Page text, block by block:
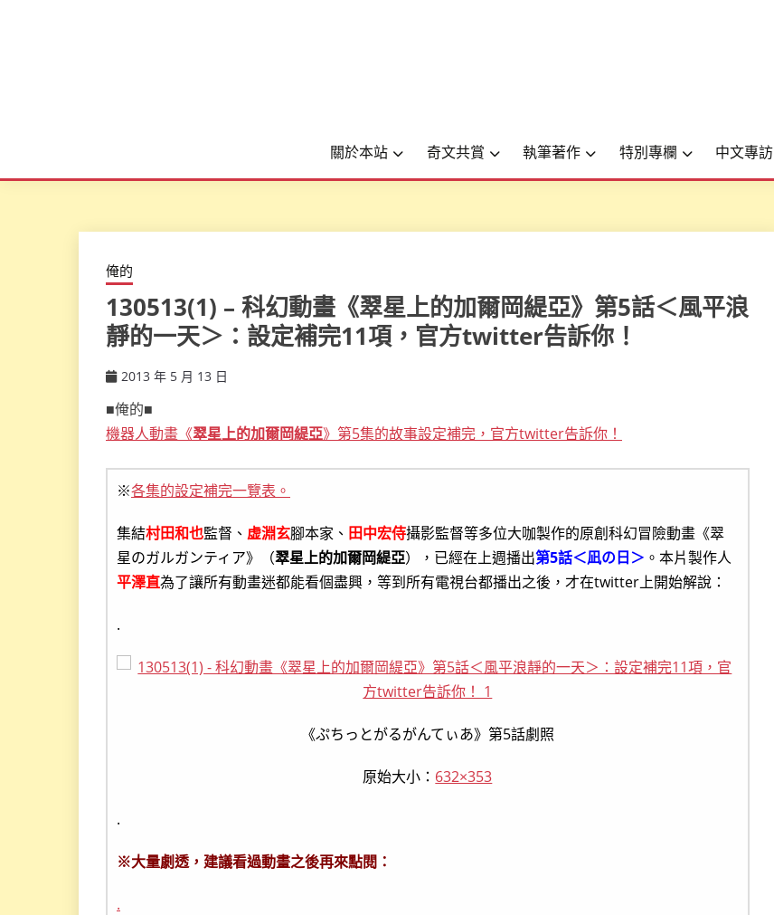
關於本站 奇文共賞 執筆著作 特別專欄 中文專訪
俺的
130513(1) – 科幻動畫《翠星上的加爾岡緹亞》第5話＜風平浪
靜的一天＞：設定補完11項，官方twitter告訴你！
2013 年 5 月 13 日
■俺的■
機器人動畫《翠星上的加爾岡緹亞》第5集的故事設定補完，官方twitter告訴你！
※各集的設定補完一覽表。
集結村田和也監督、 虚淵玄腳本家、 田中宏侍攝影監督等多位大咖製作的原創科幻冒險動畫《翠
星のガルガンティア》（翠星上的加爾岡緹亞），已經在上週播出第5話＜凪の日＞ 。本片製作人
平澤直為了讓所有動畫迷都能看個盡興，等到所有電視台都播出之後，才在twitter上開始解說：
.
《ぷちっとがるがんてぃあ》第5話劇照
原始大小： 632×353
.
※大量劇透，建議看過動畫之後再來點閱：
.